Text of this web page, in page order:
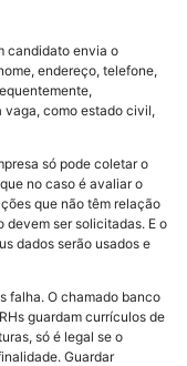
candidato envia o
endereço, telefone,
vaga, como estado civil,
só pode coletar o
no caso é avaliar o
que não têm relação
devem ser solicitadas. E o
dados serão usados e
falha. O chamado banco
guardam currículos de
só é legal se o
Guardar